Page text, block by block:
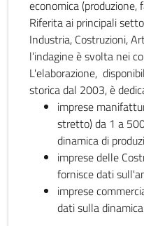
economica
Riferita ai principali
Industria, Costruzioni,
l’indagine è svolta nei
L'elaborazione,
storica dal 2003, è
imprese
stretto) da 1 a
dinamica di
imprese delle
fornisce dati
imprese
dati sulla